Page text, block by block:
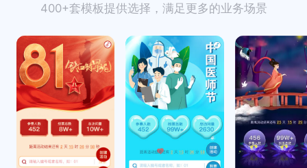
400+套模板提供选择，满足更多的业务场景